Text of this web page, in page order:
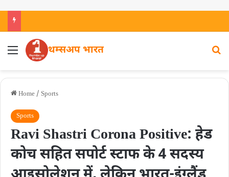
थम्सअप भारत
Home / Sports
Sports
Ravi Shastri Corona Positive: हेड
कोच सहित सपोर्ट स्टाफ के 4 सदस्य